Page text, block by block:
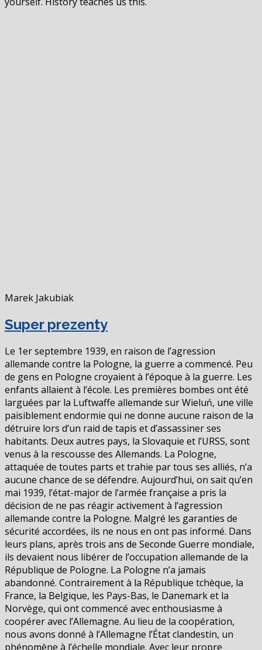
Marek Jakubiak
Super prezenty
Le 1er septembre 1939, en raison de l’agression
allemande contre la Pologne, la guerre a commencé. Peu
de gens en Pologne croyaient à l’époque à la guerre. Les
enfants allaient à l’école. Les premières bombes ont été
larguées par la Luftwaffe allemande sur Wieluń, une ville
paisiblement endormie qui ne donne aucune raison de la
détruire lors d’un raid de tapis et d’assassiner ses
habitants. Deux autres pays, la Slovaquie et l’URSS, sont
venus à la rescousse des Allemands. La Pologne,
attaquée de toutes parts et trahie par tous ses alliés, n’a
aucune chance de se défendre. Aujourd’hui, on sait qu’en
mai 1939, l’état-major de l’armée française a pris la
décision de ne pas réagir activement à l’agression
allemande contre la Pologne. Malgré les garanties de
sécurité accordées, ils ne nous en ont pas informé. Dans
leurs plans, après trois ans de Seconde Guerre mondiale,
ils devaient nous libérer de l’occupation allemande de la
République de Pologne. La Pologne n’a jamais
abandonné. Contrairement à la République tchèque, la
France, la Belgique, les Pays-Bas, le Danemark et la
Norvège, qui ont commencé avec enthousiasme à
coopérer avec l’Allemagne. Au lieu de la coopération,
nous avons donné à l’Allemagne l’État clandestin, un
phénomène à l’échelle mondiale. Avec leur propre